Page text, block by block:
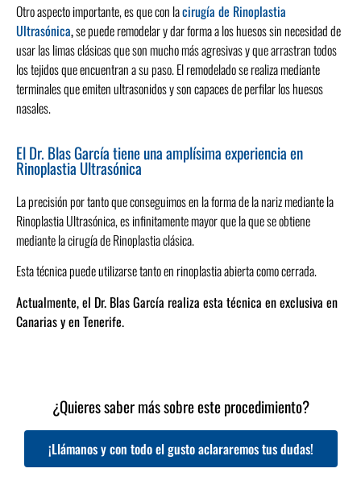
Otro aspecto importante, es que con lacirugía de Rinoplastia
Ultrasónica,se puede remodelar y dar forma a los huesos sin necesidad de
usar las limas clásicas que son mucho más agresivas y que arrastran todos
los tejidos que encuentran a su paso. El remodelado se realiza mediante
terminales que emiten ultrasonidos y son capaces de perfilar los huesos
nasales.
El Dr. Blas García tiene una amplísima experiencia en
Rinoplastia Ultrasónica
La precisión por tanto que conseguimos en la forma de la nariz mediante la
Rinoplastia Ultrasónica, es infinitamente mayor que la que se obtiene
mediante la cirugía de Rinoplastia clásica.
Esta técnica puede utilizarse tanto en rinoplastia abierta como cerrada.
Actualmente, el Dr. Blas García realiza esta técnica en exclusiva en
Canarias y en Tenerife.
¿Quieres saber más sobre este procedimiento?
¡Llámanos y con todo el gusto aclararemos tus dudas!